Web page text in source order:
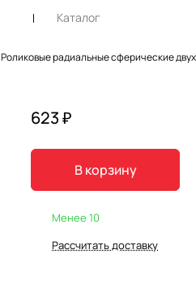
Каталог
Роликовые радиальные сферические
623 ₽
В корзину
Менее 10
Рассчитать доставку